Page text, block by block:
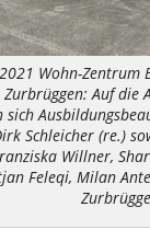
Wohn-Zentrum
Auf die
sich
Schleicher (re.)
Willner,
Feleqi, Milan